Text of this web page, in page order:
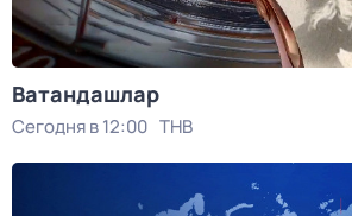
Ватандашлар
Сегодня в 12:00 ТНВ